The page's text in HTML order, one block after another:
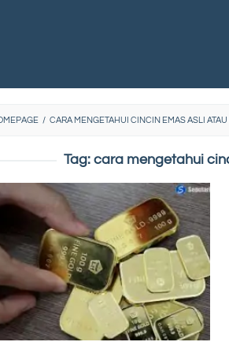
/ CARA MENGETAHUI CINCIN EMAS ASLI ATAU
Tag: cara mengetahui